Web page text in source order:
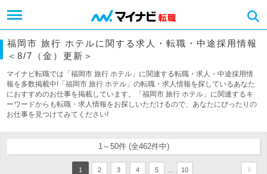
福岡市 旅行 ホテルに関する求人・転職・中途採用情報
＜8/7（金）更新＞
マイナビ転職では「福岡市 旅行 ホテル」に関連する転職・求人・中途採用情
報を多数掲載中!「福岡市 旅行 ホテル」の転職・求人情報を探しているあなた
におすすめのお仕事を掲載しています。「福岡市 旅行 ホテル」に関連するキ
ーワードからも転職・求人情報をお探しいただけるので、あなたにぴったりの
お仕事を見つけてみてください!
1～50件 (全462件中)
1 2 3 4 5 10